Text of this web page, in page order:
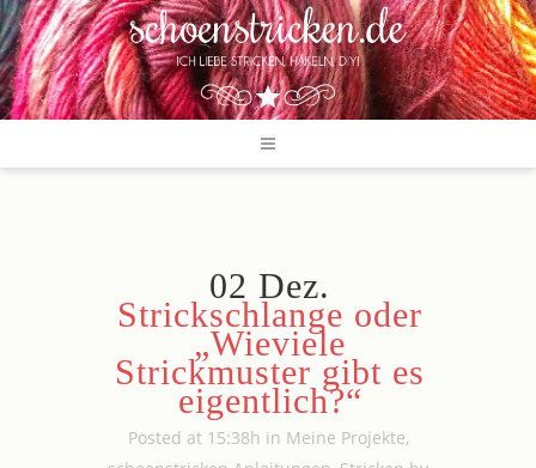
02 Dez.
Strickschlange oder
„Wieviele
Strickmuster gibt es
eigentlich?“
Posted at 15:38h in Meine Projekte,